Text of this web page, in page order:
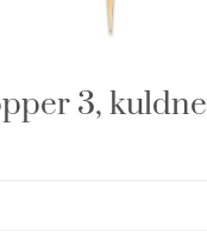
3, kuldne